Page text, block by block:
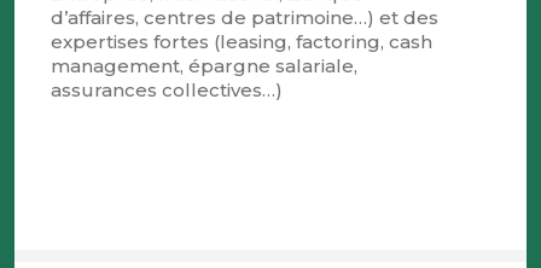
d’affaires, centres de patrimoine…) et des
expertises fortes (leasing, factoring, cash
management, épargne salariale,
assurances collectives…)